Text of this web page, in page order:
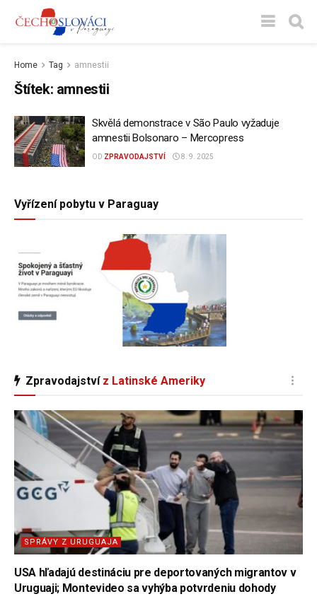
Home Tag amnestii
Štítek: amnestii
Skvělá demonstrace v São Paulo vyžaduje
amnestii Bolsonaro – Mercopress
OD ZPRAVODAJSTVÍ 8. 9. 2025
Vyřízení pobytu v Paraguay
Zpravodajství z Latinské Ameriky
SPRÁVY Z URUGUAJA
USA hľadajú destináciu pre deportovaných migrantov v
Uruguaji; Montevideo sa vyhýba potvrdeniu dohody